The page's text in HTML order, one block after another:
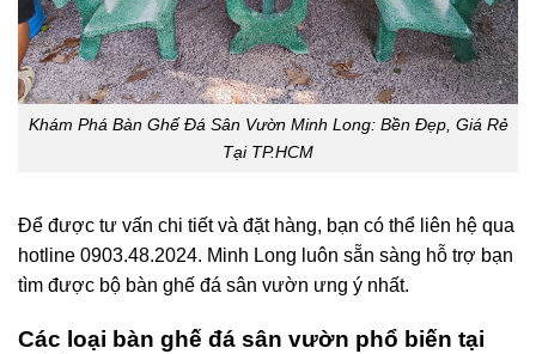
Khám Phá Bàn Ghế Đá Sân Vườn Minh Long: Bền Đẹp, Giá Rẻ
Tại TP.HCM
Để được tư vấn chi tiết và đặt hàng, bạn có thể liên hệ qua
hotline 0903.48.2024. Minh Long luôn sẵn sàng hỗ trợ bạn
tìm được bộ bàn ghế đá sân vườn ưng ý nhất.
Các loại bàn ghế đá sân vườn phổ biến tại